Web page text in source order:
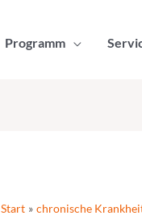
Programm
Start chronische